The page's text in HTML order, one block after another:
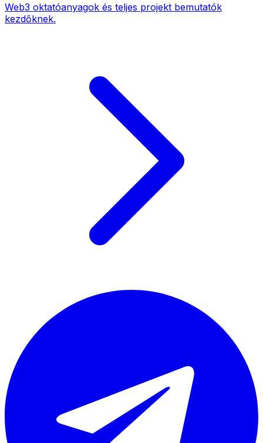
Web3 oktatóanyagok és teljes projekt bemutatók
kezdőknek.